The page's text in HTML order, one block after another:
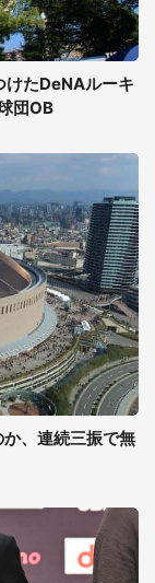
けたDeNAルーキ
団OB
か、連続三振で無